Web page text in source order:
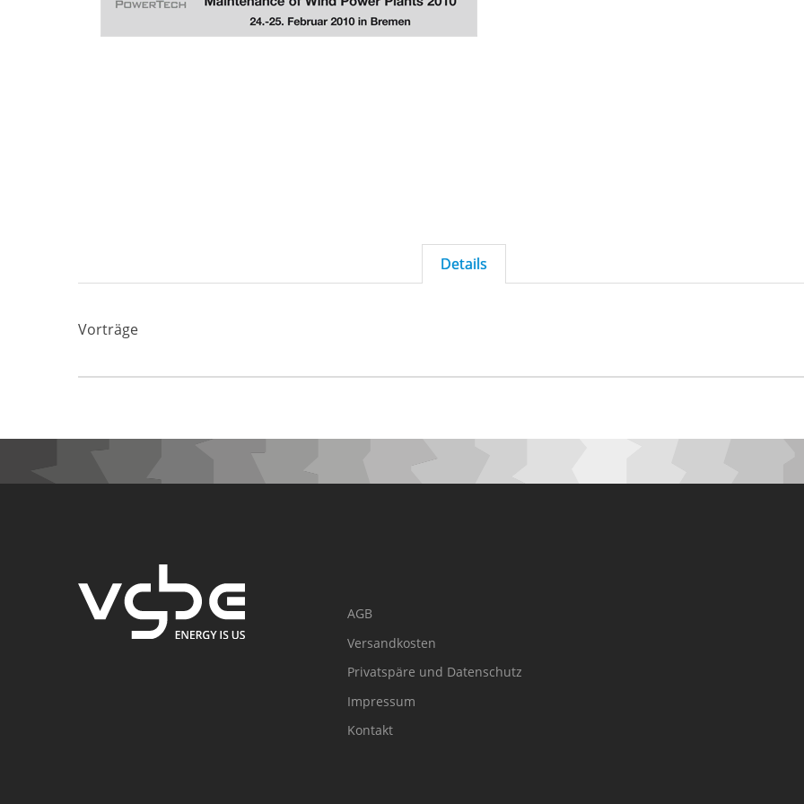
Details
Vorträge
AGB
Versandkosten
Privatspäre und Datenschutz
Impressum
Kontakt